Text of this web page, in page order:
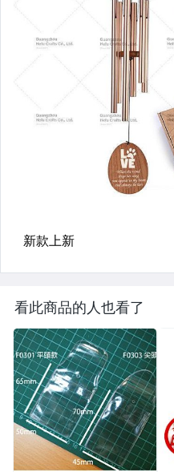
看此商品的人也看了